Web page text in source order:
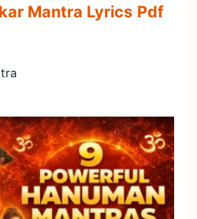
Mantra Lyrics Pdf